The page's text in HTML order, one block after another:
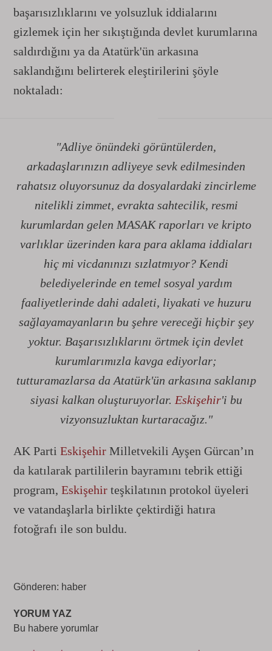
başarısızlıklarını ve yolsuzluk iddialarını
gizlemek için her sıkıştığında devlet kurumlarına
saldırdığını ya da Atatürk'ün arkasına
saklandığını belirterek eleştirilerini şöyle
noktaladı:
"Adliye önündeki görüntülerden,
arkadaşlarınızın adliyeye sevk edilmesinden
rahatsız oluyorsunuz da dosyalardaki zincirleme
nitelikli zimmet, evrakta sahtecilik, resmi
kurumlardan gelen MASAK raporları ve kripto
varlıklar üzerinden kara para aklama iddiaları
hiç mi vicdanınızı sızlatmıyor? Kendi
belediyelerinde en temel sosyal yardım
faaliyetlerinde dahi adaleti, liyakati ve huzuru
sağlayamayanların bu şehre vereceği hiçbir şey
yoktur. Başarısızlıklarını örtmek için devlet
kurumlarımızla kavga ediyorlar;
tutturamazlarsa da Atatürk'ün arkasına saklanıp
siyasi kalkan oluşturuyorlar. Eskişehir'i bu
vizyonsuzluktan kurtaracağız."
AK Parti Eskişehir Milletvekili Ayşen Gürcan’ın
da katılarak partililerin bayramını tebrik ettiği
program, Eskişehir teşkilatının protokol üyeleri
ve vatandaşlarla birlikte çektirdiği hatıra
fotoğrafı ile son buldu.
Gönderen: haber
YORUM YAZ
Bu habere yorumlar